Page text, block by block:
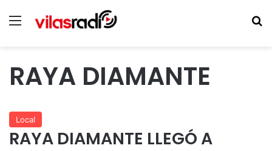
Menú
RAYA DIAMANTE
Local
RAYA DIAMANTE LLEGÓ A